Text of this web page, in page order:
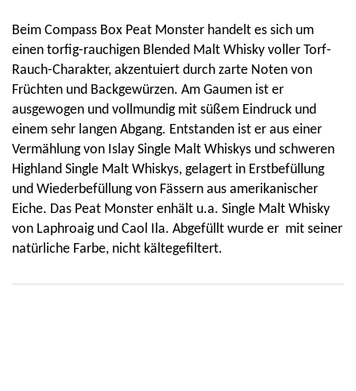
Beim Compass Box Peat Monster handelt es sich um
einen torfig-rauchigen Blended Malt Whisky voller Torf-
Rauch-Charakter, akzentuiert durch zarte Noten von
Früchten und Backgewürzen. Am Gaumen ist er
ausgewogen und vollmundig mit süßem Eindruck und
einem sehr langen Abgang. Entstanden ist er aus einer
Vermählung von Islay Single Malt Whiskys und schweren
Highland Single Malt Whiskys, gelagert in Erstbefüllung
und Wiederbefüllung von Fässern aus amerikanischer
Eiche. Das Peat Monster enhält u.a. Single Malt Whisky
von Laphroaig und Caol Ila. Abgefüllt wurde er mit seiner
natürliche Farbe, nicht kältegefiltert.